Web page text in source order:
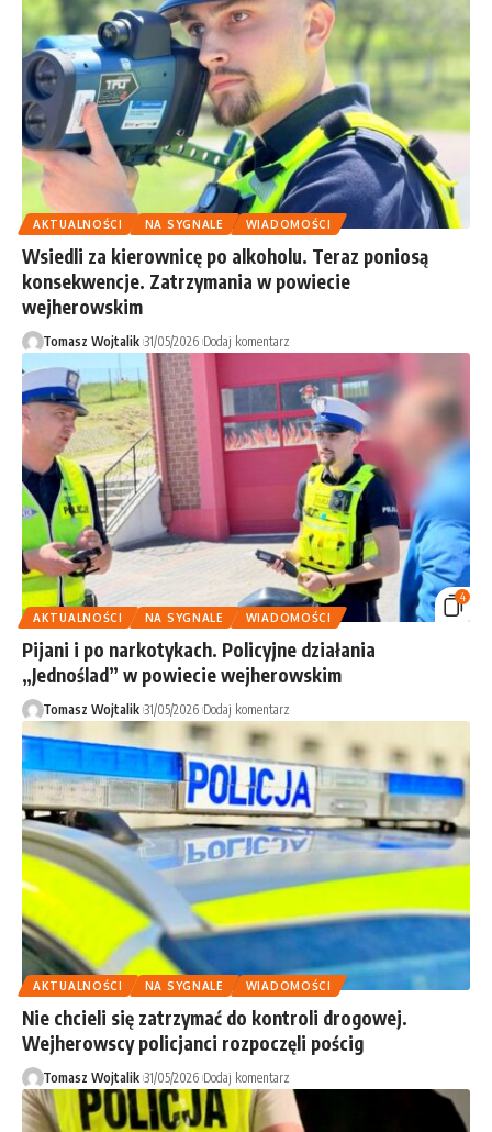
AKTUALNOŚCI NA SYGNALE WIADOMOŚCI
Wsiedli za kierownicę po alkoholu. Teraz poniosą
konsekwencje. Zatrzymania w powiecie
wejherowskim
Tomasz Wojtalik 31/05/2026 Dodaj komentarz
4
AKTUALNOŚCI
NA SYGNALE WIADOMOŚCI
Pijani i po narkotykach. Policyjne działania
„Jednoślad” w powiecie wejherowskim
Tomasz Wojtalik 31/05/2026 Dodaj komentarz
AKTUALNOŚCI NA SYGNALE WIADOMOŚCI
Nie chcieli się zatrzymać do kontroli drogowej.
Wejherowscy policjanci rozpoczęli pościg
Tomasz Wojtalik 31/05/2026 Dodaj komentarz